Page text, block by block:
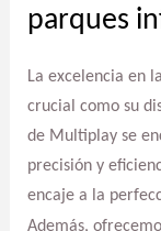
parques
La excelencia en
crucial como su
de Multiplay se
precisión y
encaje a la
Además,